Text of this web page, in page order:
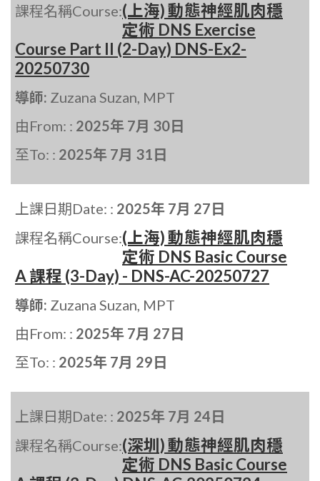
課程名稱Course:(上海) 動態神經肌肉穩
定術 DNS Exercise
Course Part II (2-Day) DNS-Ex2-
20250730
導師: Zuzana Suzan, MPT
由From: : 2025年 7月 30日
至To: : 2025年 7月 31日
上課日期Date: : 2025年 7月 27日
課程名稱Course:(上海) 動態神經肌肉穩
定術 DNS Basic Course
A 課程 (3-Day) - DNS-AC-20250727
導師: Zuzana Suzan, MPT
由From: : 2025年 7月 27日
至To: : 2025年 7月 29日
上課日期Date: : 2025年 7月 24日
課程名稱Course:(深圳) 動態神經肌肉穩
定術 DNS Basic Course